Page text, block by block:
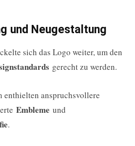
und Neugestaltung
sich das Logo weiter, um den
gerecht zu werden.
enthielten anspruchsvollere
Embleme und
.